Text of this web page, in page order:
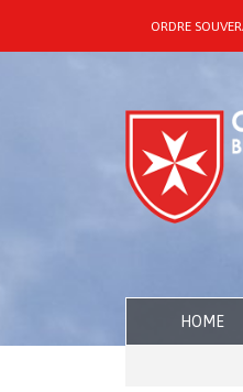
ORDRE
HOME